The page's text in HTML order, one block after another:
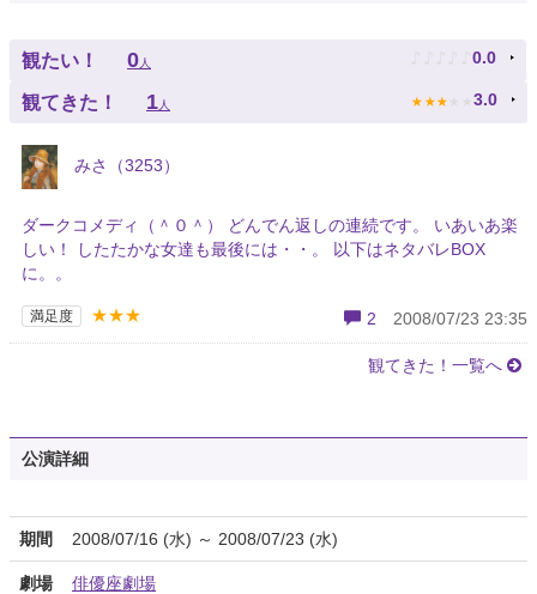
観たい！ 0人 ♪ ♪ ♪ ♪ ♪ 0.0
観てきた！ 1人 ★ ★ ★ ★ ★ 3.0
みさ（3253）
ダークコメディ（＾０＾） どんでん返しの連続です。 いあいあ楽
しい！ したたかな女達も最後には・・。 以下はネタバレBOX
に。。
満足度 ★★★ 2 2008/07/23 23:35
観てきた！一覧へ
公演詳細
期間 2008/07/16 (水) ～ 2008/07/23 (水)
劇場 俳優座劇場